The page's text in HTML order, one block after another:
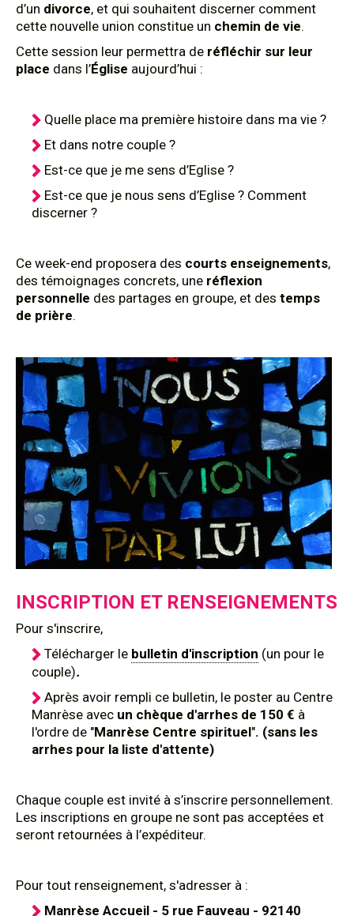
d’un divorce, et qui souhaitent discerner comment
cette nouvelle union constitue un chemin de vie.
Cette session leur permettra de réfléchir sur leur
place dans l’Église aujourd’hui :
Quelle place ma première histoire dans ma vie ?
Et dans notre couple ?
Est-ce que je me sens d’Eglise ?
Est-ce que je nous sens d’Eglise ? Comment
discerner ?
Ce week-end proposera des courts enseignements,
des témoignages concrets, une réflexion
personnelle des partages en groupe, et des temps
de prière.
INSCRIPTION ET RENSEIGNEMENTS
Pour s'inscrire,
Télécharger le bulletin d'inscription (un pour le
couple).
Après avoir rempli ce bulletin, le poster au Centre
Manrèse avec un chèque d'arrhes de 150 € à
l'ordre de "Manrèse Centre spirituel". (sans les
arrhes pour la liste d'attente)
Chaque couple est invité à s’inscrire personnellement.
Les inscriptions en groupe ne sont pas acceptées et
seront retournées à l’expéditeur.
Pour tout renseignement, s'adresser à :
Manrèse Accueil - 5 rue Fauveau - 92140